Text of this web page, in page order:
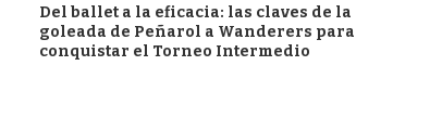
Del ballet a la eficacia: las claves de la
goleada de Peñarol a Wanderers para
conquistar el Torneo Intermedio